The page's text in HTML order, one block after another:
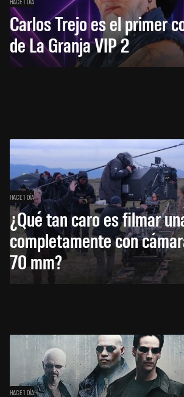
Carlos Trejo es el primer
de La Granja VIP 2
HACE 1 DÍA
¿Qué tan caro es filmar
completamente con
70 mm?
HACE 1 DÍA